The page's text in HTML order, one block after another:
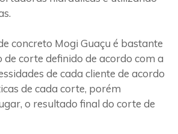
concreto Mogi Guaçu é bastante
de corte definido de acordo com a
de cada cliente de acordo
de cada corte, porém
o resultado final do corte de